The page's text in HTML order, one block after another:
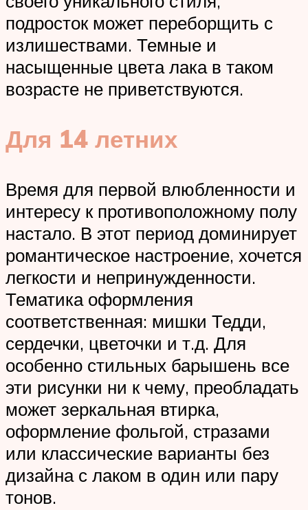
подросток может переборщить с
излишествами. Темные и
насыщенные цвета лака в таком
возрасте не приветствуются.
Для 14 летних
Время для первой влюбленности и
интересу к противоположному полу
настало. В этот период доминирует
романтическое настроение, хочется
легкости и непринужденности.
Тематика оформления
соответственная: мишки Тедди,
сердечки, цветочки и т.д. Для
особенно стильных барышень все
эти рисунки ни к чему, преобладать
может зеркальная втирка,
оформление фольгой, стразами
или классические варианты без
дизайна с лаком в один или пару
тонов.